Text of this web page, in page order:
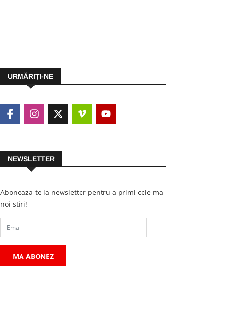
URMĂRIŢI-NE
NEWSLETTER
Aboneaza-te la newsletter pentru a primi cele mai
noi stiri!
MA ABONEZ